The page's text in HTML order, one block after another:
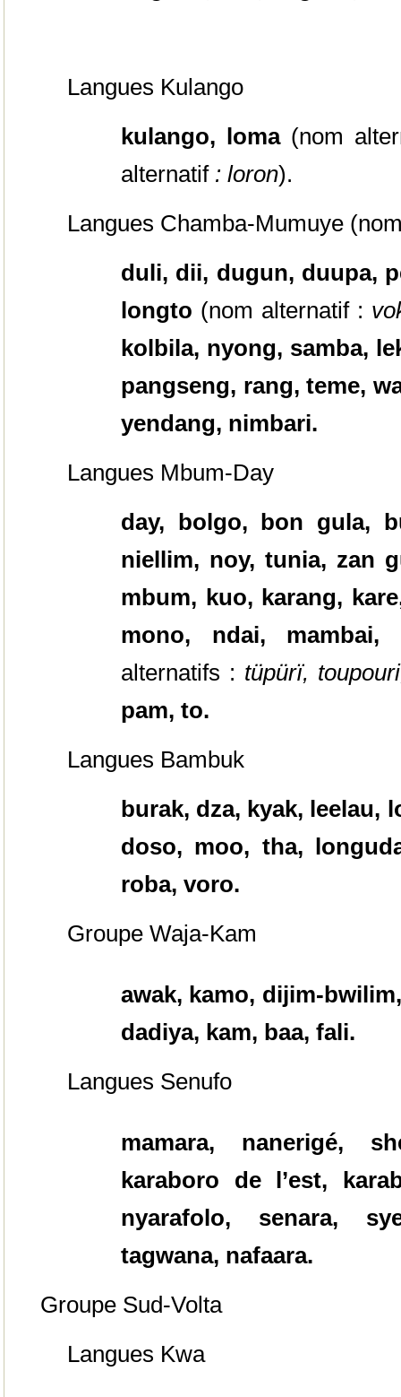
Langues Kulango
kulango, loma (nom
alternatif: loron).
Langues Chamba-Mumuye
duli, dii, dugun, duupa,
longto (nom alternatif :
kolbila, nyong, samba,
pangseng, rang, teme,
yendang, nimbari.
Langues Mbum-Day
day, bolgo, bon gula,
niellim, noy, tunia, zan
mbum, kuo, karang,
mono, ndai,
alternatifs : tüpürï,
pam, to.
Langues Bambuk
burak, dza, kyak, leelau,
doso, moo, tha,
roba, voro.
Groupe Waja-Kam
awak, kamo, dijim-
dadiya, kam, baa, fali.
Langues Senufo
mamara, nanerigé,
karaboro de l’est,
nyarafolo, senara,
tagwana, nafaara.
Groupe Sud-Volta
Langues Kwa